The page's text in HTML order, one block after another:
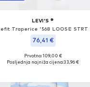
LEVI'S ®
76,41 €
Dostupno u više veličina
Prvotno: 109,00 €
Posljednja najniža cijena:33,96 €